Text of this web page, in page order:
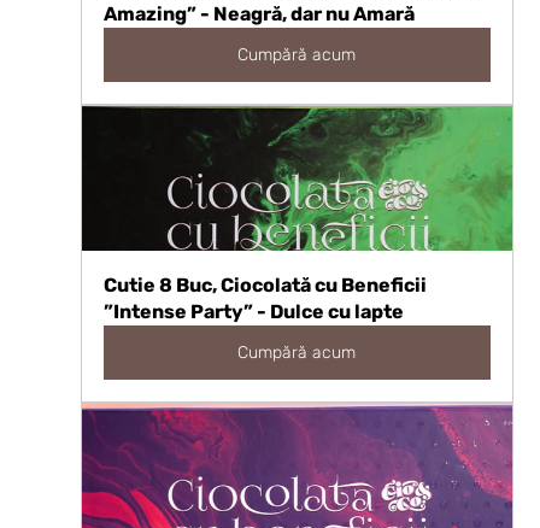
Amazing” - Neagră, dar nu Amară
Cumpără acum
Cutie 8 Buc, Ciocolată cu Beneficii
”Intense Party” - Dulce cu lapte
Cumpără acum